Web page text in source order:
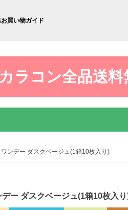
お買い物ガイド
ラコン全品送料
ンデー ダスクベージュ(1箱10枚入り)
ー ダスクベージュ(1箱10枚入